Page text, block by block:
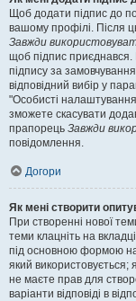
Щоб додати підпис до
вашому профілі. Після
Завжди
щоб підпис
підпису за
відповідний вибір у
"Особисті
зможете скасувати
прапорець Завжди
повідомлення.
Догори
Як мені створити
При створенні нової
теми клацніть на
під основною формою
який
не маєте прав для
варіанти відповіді в